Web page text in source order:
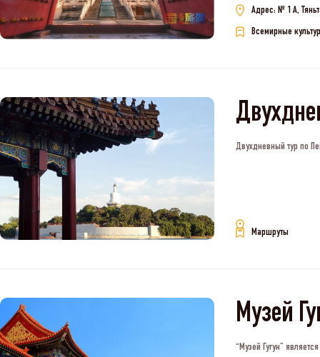
Адрес: № 1 A,
Всемирные
Двухдневный тур по
Маршруты
Музей
“Музей Гугун”